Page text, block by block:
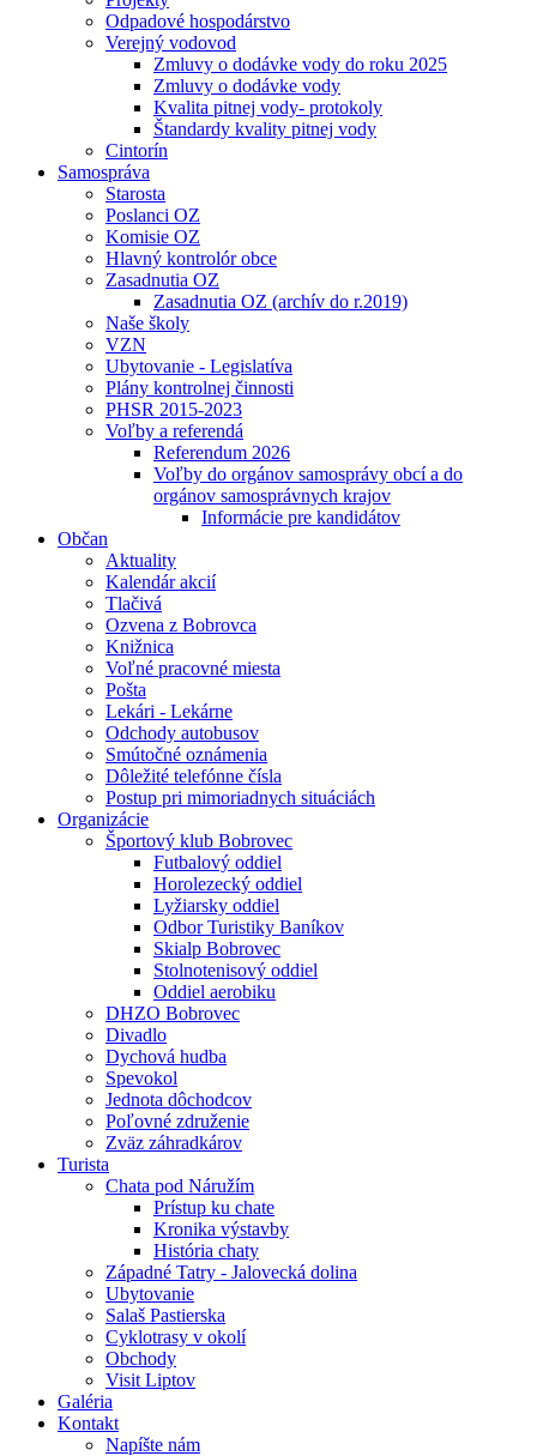
Odpadové hospodárstvo
Verejný vodovod
Zmluvy o dodávke vody do roku 2025
Zmluvy o dodávke vody
Kvalita pitnej vody- protokoly
Štandardy kvality pitnej vody
Cintorín
Samospráva
Starosta
Poslanci OZ
Komisie OZ
Hlavný kontrolór obce
Zasadnutia OZ
Zasadnutia OZ (archív do r.2019)
Naše školy
VZN
Ubytovanie - Legislatíva
Plány kontrolnej činnosti
PHSR 2015-2023
Voľby a referendá
Referendum 2026
Voľby do orgánov samosprávy obcí a do
orgánov samosprávnych krajov
Informácie pre kandidátov
Občan
Aktuality
Kalendár akcií
Tlačivá
Ozvena z Bobrovca
Knižnica
Voľné pracovné miesta
Pošta
Lekári - Lekárne
Odchody autobusov
Smútočné oznámenia
Dôležité telefónne čísla
Postup pri mimoriadnych situáciách
Organizácie
Športový klub Bobrovec
Futbalový oddiel
Horolezecký oddiel
Lyžiarsky oddiel
Odbor Turistiky Baníkov
Skialp Bobrovec
Stolnotenisový oddiel
Oddiel aerobiku
DHZO Bobrovec
Divadlo
Dychová hudba
Spevokol
Jednota dôchodcov
Poľovné združenie
Zväz záhradkárov
Turista
Chata pod Náružím
Prístup ku chate
Kronika výstavby
História chaty
Západné Tatry - Jalovecká dolina
Ubytovanie
Salaš Pastierska
Cyklotrasy v okolí
Obchody
Visit Liptov
Galéria
Kontakt
Napíšte nám